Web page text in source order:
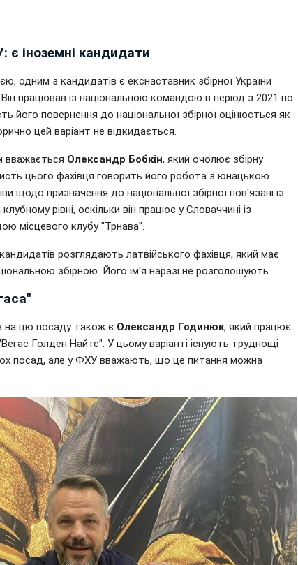
іноземні кандидати
одним з кандидатів є екснаставник збірної України
Він працював із національною командою в період з 2021 по
його повернення до національної збірної оцінюється як
цей варіант не відкидається.
вважається Олександр Бобкін, який очолює збірну
цього фахівця говорить його робота з юнацькою
щодо призначення до національної збірної пов'язані із
рівні, оскільки він працює у Словаччині із
місцевого клубу "Трнава".
розглядають латвійського фахівця, який має
збірною. Його ім'я наразі не розголошують.
на цю посаду також є Олександр Годинюк, який працює
Голден Найтс". У цьому варіанті існують труднощі
посад, але у ФХУ вважають, що це питання можна